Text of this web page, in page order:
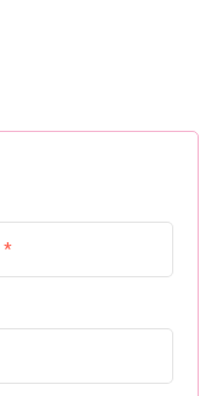
*